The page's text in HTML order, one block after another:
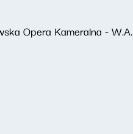
Opera Kameralna -